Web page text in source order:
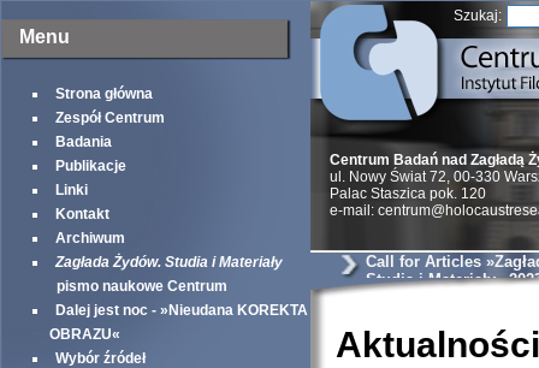
Menu
Strona główna
Zespół Centrum
Badania
Publikacje
Linki
Kontakt
Archiwum
Zagłada Żydów. Studia i Materiały
pismo naukowe Centrum
Dalej jest noc - »Nieudana KOREKTA
OBRAZU«
Wybór źródeł
Szukaj:
Centrum Badań nad Zagładą
ul. Nowy Świat 72, 00-330
Palac Staszica pok. 120
e-mail:
Call for Articles
Studia i Materiały«
Aktualności